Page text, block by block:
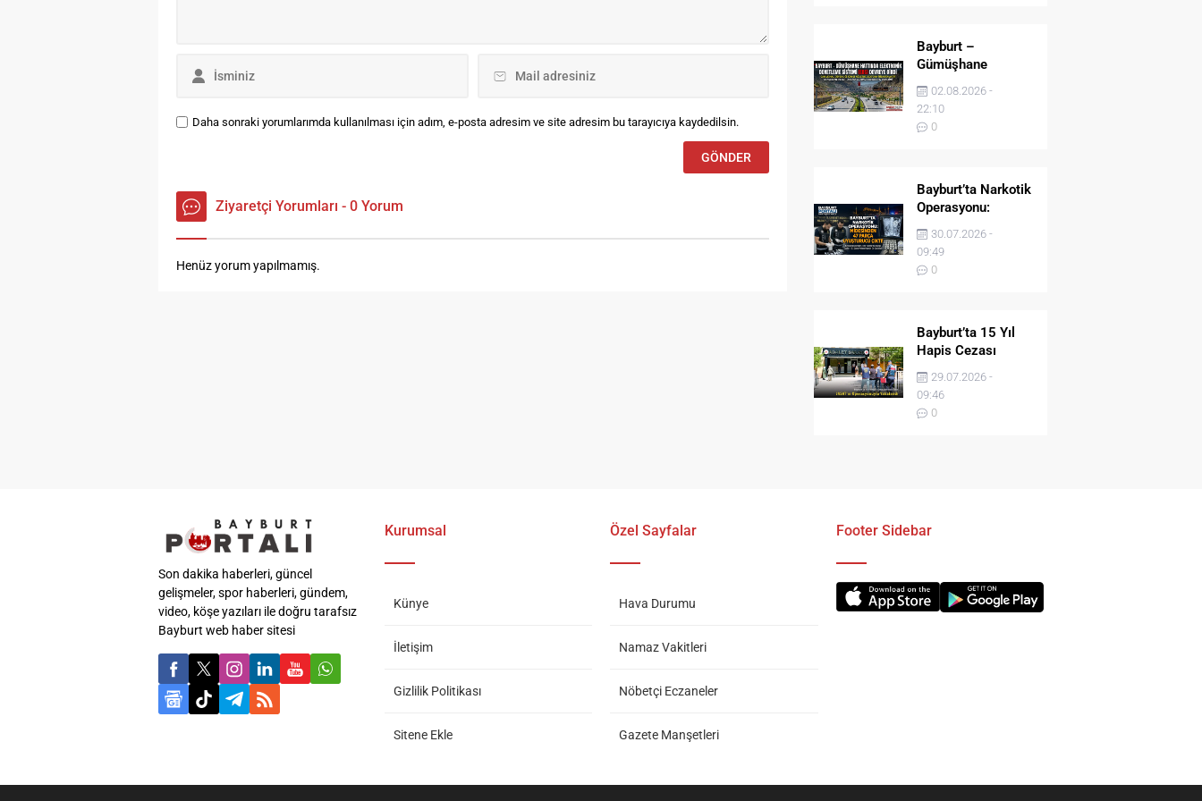
Daha sonraki yorumlarımda kullanılması için adım, e-posta adresim ve site adresim bu tarayıcıya kaydedilsin.
Ziyaretçi Yorumları - 0 Yorum
Henüz yorum yapılmamış.
Bayburt –
Gümüşhane
Hattında Elektronik
Denetleme Sistemi
(EDS) Devreye Girdi
02.08.2026 -
22:10
0
Bayburt’ta Narkotik
Operasyonu:
Midesinden 47
Parça Uyuşturucu
Çıktı!
30.07.2026 -
09:49
0
Bayburt’ta 15 Yıl
Hapis Cezası
Bulunan Şahıs
JASAT’ın
Operasyonuyla
Yakalandı
29.07.2026 -
09:46
0
Son dakika haberleri, güncel
gelişmeler, spor haberleri, gündem,
video, köşe yazıları ile doğru tarafsız
Bayburt web haber sitesi
Kurumsal
Künye
İletişim
Gizlilik Politikası
Sitene Ekle
Özel Sayfalar
Hava Durumu
Namaz Vakitleri
Nöbetçi Eczaneler
Gazete Manşetleri
Footer Sidebar